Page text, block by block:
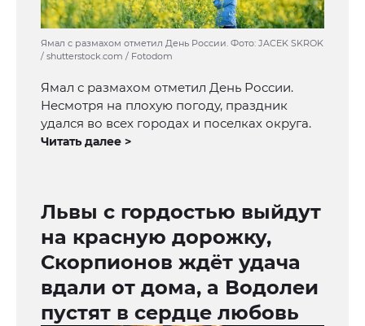
Ямал с размахом отметил День России. Фото: JACEK SKROK
/ shutterstock.com / Fotodom
Ямал с размахом отметил День России.
Несмотря на плохую погоду, праздник
удался во всех городах и поселках округа.
Читать далее >
Львы с гордостью выйдут
на красную дорожку,
Скорпионов ждёт удача
вдали от дома, а Водолеи
пустят в сердце любовь